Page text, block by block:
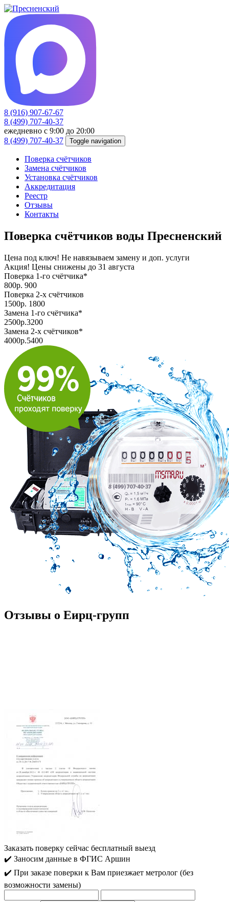
8 (916) 907-67-67
8 (499) 707-40-37
ежедневно с 9:00 до 20:00
8 (499) 707-40-37
Toggle navigation
Поверка счётчиков
Замена счётчиков
Установка счётчиков
Аккредитация
Реестр
Отзывы
Контакты
Поверка счётчиков воды Пресненский
Цена под ключ! Не навязываем замену и доп. услуги
Акция! Цены снижены до 31 августа
Поверка 1-го счётчика*
800р. 900
Поверка 2-х счётчиков
1500р. 1800
Замена 1-го счётчика*
2500р.3200
Замена 2-х счётчиков*
4000р.5400
Отзывы о Еирц-групп
Заказать поверку сейчас бесплатный выезд
✔️ Заносим данные в ФГИС Аршин
✔️ При заказе поверки к Вам приезжает метролог (без
возможности замены)